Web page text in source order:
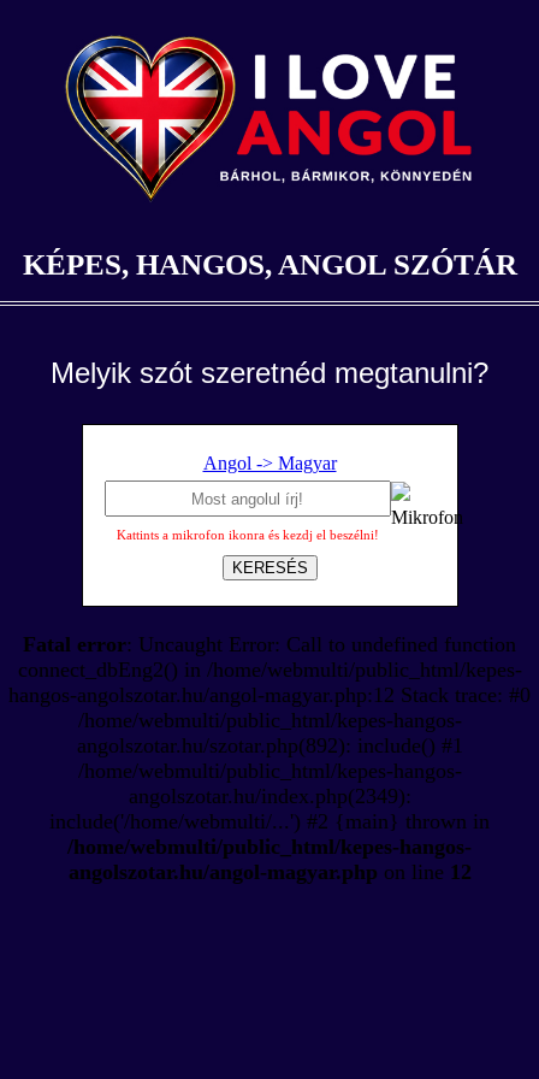
KÉPES, HANGOS, ANGOL SZÓTÁR
Melyik szót szeretnéd megtanulni?
Angol -> Magyar
Kattints a mikrofon ikonra és kezdj el beszélni!
KERESÉS
Fatal error: Uncaught Error: Call to undefined function
connect_dbEng2() in /home/webmulti/public_html/kepes-
hangos-angolszotar.hu/angol-magyar.php:12 Stack trace: #0
/home/webmulti/public_html/kepes-hangos-
angolszotar.hu/szotar.php(892): include() #1
/home/webmulti/public_html/kepes-hangos-
angolszotar.hu/index.php(2349):
include('/home/webmulti/...') #2 {main} thrown in
/home/webmulti/public_html/kepes-hangos-
angolszotar.hu/angol-magyar.php on line 12